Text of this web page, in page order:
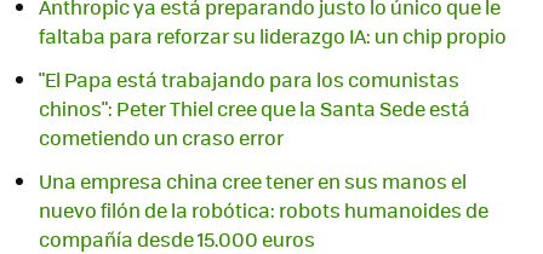
Anthropic ya está preparando justo lo único que le
faltaba para reforzar su liderazgo IA: un chip propio
"El Papa está trabajando para los comunistas
chinos": Peter Thiel cree que la Santa Sede está
cometiendo un craso error
Una empresa china cree tener en sus manos el
nuevo filón de la robótica: robots humanoides de
compañía desde 15.000 euros